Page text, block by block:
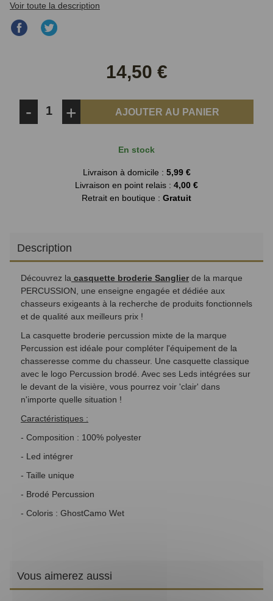
Voir toute la description
Partager
14,50 €
-
+ AJOUTER AU PANIER
En stock
Livraison à domicile : 5,99 €
Livraison en point relais : 4,00 €
Retrait en boutique : Gratuit
Description
Découvrez la casquette broderie Sanglier de la marque
PERCUSSION, une enseigne engagée et dédiée aux
chasseurs exigeants à la recherche de produits fonctionnels
et de qualité aux meilleurs prix !
La casquette broderie percussion mixte de la marque
Percussion est idéale pour compléter l'équipement de la
chasseresse comme du chasseur. Une casquette classique
avec le logo Percussion brodé. Avec ses Leds intégrées sur
le devant de la visière, vous pourrez voir 'clair' dans
n'importe quelle situation !
Caractéristiques :
- Composition : 100% polyester
- Led intégrer
- Taille unique
- Brodé Percussion
- Coloris : GhostCamo Wet
Vous aimerez aussi